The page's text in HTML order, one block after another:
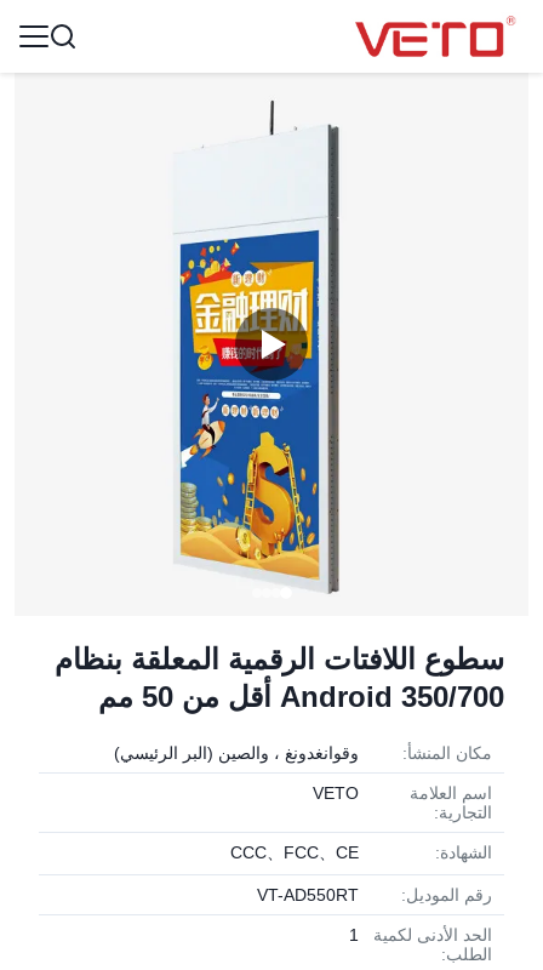
سطوع اللافتات الرقمية المعلقة بنظام
Android 350/700 أقل من 50 مم
مكان المنشأ: وقوانغدونغ ، والصين (البر الرئيسي)
اسم العلامة
التجارية:
VETO
الشهادة: CCC、FCC、CE
رقم الموديل: VT-AD550RT
الحد الأدنى لكمية
الطلب:
1